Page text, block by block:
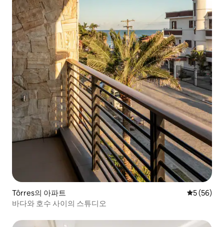
Tôrres의 아파트 평점 5점(5
5 (56)
바다와 호수 사이의 스튜디오